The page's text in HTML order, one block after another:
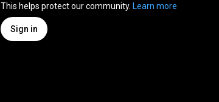
This helps protect our community. Learn more
Sign in